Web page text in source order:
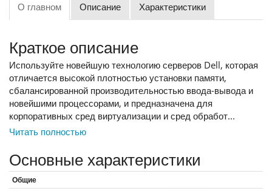
О главном Описание Характеристики
Краткое описание
Используйте новейшую технологию серверов Dell, которая
отличается высокой плотностью установки памяти,
сбалансированной производительностью ввода-вывода и
новейшими процессорами, и предназначена для
корпоративных сред виртуализации и сред обработ...
Читать полностью
Основные характеристики
Общие